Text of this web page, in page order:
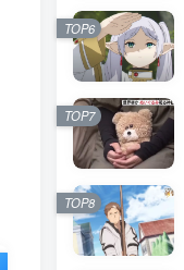
TOP6
TOP7
TOP8